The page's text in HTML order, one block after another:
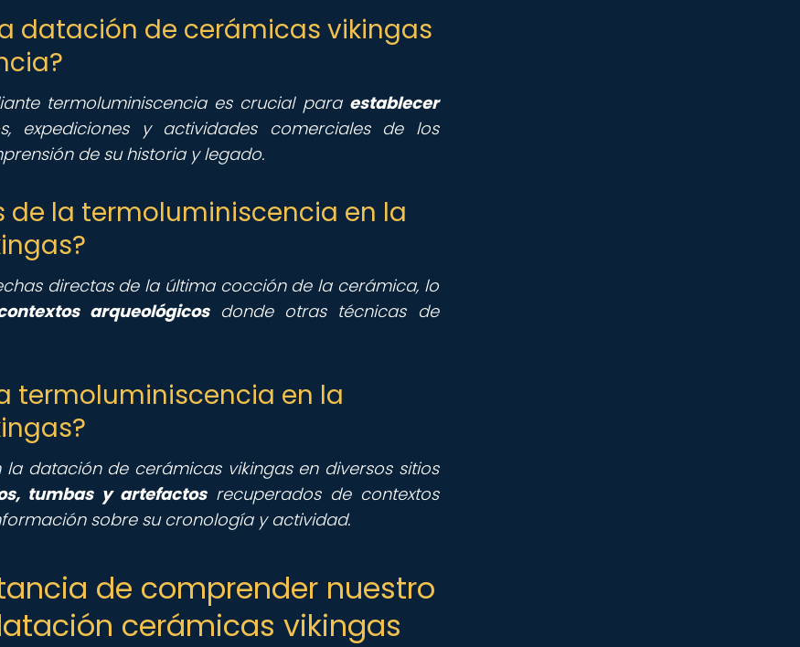
datación de cerámicas vikingas
termoluminiscencia es crucial para establecer
expediciones y actividades comerciales de los
de su historia y legado.
de la termoluminiscencia en la
directas de la última cocción de la cerámica, lo
arqueológicosdonde otras técnicas de
termoluminiscencia en la
datación de cerámicas vikingas en diversos sitios
tumbas y artefactosrecuperados de contextos
sobre su cronología y actividad.
de comprender nuestro
cerámicas vikingas